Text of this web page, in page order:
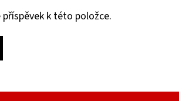
k této položce.